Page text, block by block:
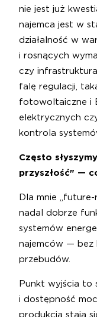
nie jest już
najemca jest w
działalność w
i rosnących
czy
falę regulacji,
fotowoltaiczne i
elektrycznych
kontrola
Często
przyszłość" —
Dla mnie
nadal dobrze
systemów
najemców — bez
przebudów.
Punkt wyjścia to
i dostępność
produkcja stają